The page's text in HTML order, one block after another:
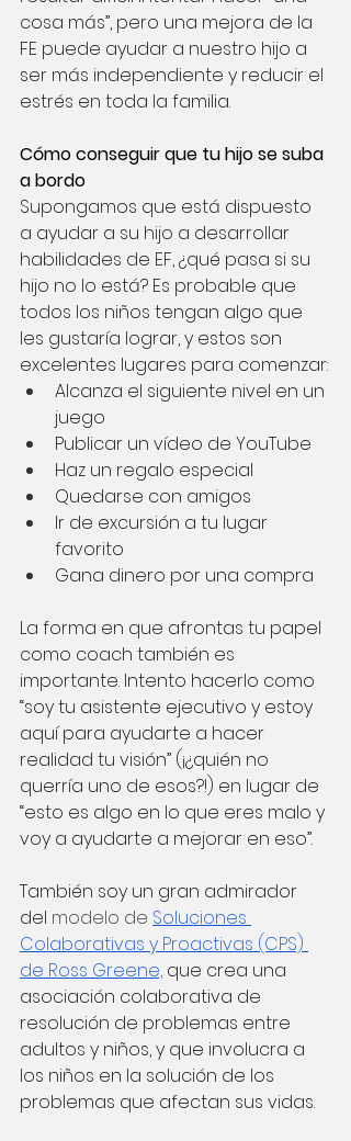
cosa más”, pero una mejora de la
FE puede ayudar a nuestro hijo a
ser más independiente y reducir el
estrés en toda la familia.
Cómo conseguir que tu hijo se suba
a bordo
Supongamos que está dispuesto
a ayudar a su hijo a desarrollar
habilidades de EF, ¿qué pasa si su
hijo no lo está? Es probable que
todos los niños tengan algo que
les gustaría lograr, y estos son
excelentes lugares para comenzar:
Alcanza el siguiente nivel en un
juego
Publicar un vídeo de YouTube
Haz un regalo especial
Quedarse con amigos
Ir de excursión a tu lugar
favorito
Gana dinero por una compra
La forma en que afrontas tu papel
como coach también es
importante. Intento hacerlo como
“soy tu asistente ejecutivo y estoy
aquí para ayudarte a hacer
realidad tu visión” (¡¿quién no
querría uno de esos?!) en lugar de
“esto es algo en lo que eres malo y
voy a ayudarte a mejorar en eso”.
También soy un gran admirador
del modelo de Soluciones
Colaborativas y Proactivas (CPS)
de Ross Greene, que crea una
asociación colaborativa de
resolución de problemas entre
adultos y niños, y que involucra a
los niños en la solución de los
problemas que afectan sus vidas.